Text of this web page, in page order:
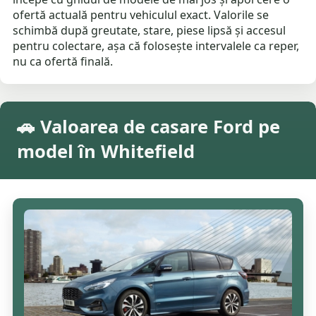
ofertă actuală pentru vehiculul exact. Valorile se
schimbă după greutate, stare, piese lipsă și accesul
pentru colectare, așa că folosește intervalele ca reper,
nu ca ofertă finală.
🚗 Valoarea de casare Ford pe
model în Whitefield